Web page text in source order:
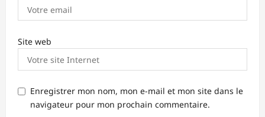
Site web
Enregistrer mon nom, mon e-mail et mon site dans le
navigateur pour mon prochain commentaire.